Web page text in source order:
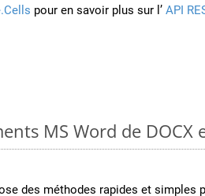
pour en savoir plus sur l’ API
MS Word de
des méthodes rapides et simples